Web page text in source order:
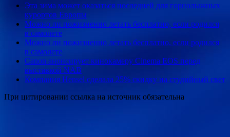
Эта зима может оказаться последней для горнолыжных
курортов Европы
Можно ли пожизненно летать бесплатно, если родился
в самолете
Можно ли пожизненно летать бесплатно, если родился
в самолете
Canon анонсирует кинокамеру Cinema EOS перед
выставкой NAB
Компания Hensel сделала 25% скидку на студийный свет
При цитировании ссылка на источник обязательна